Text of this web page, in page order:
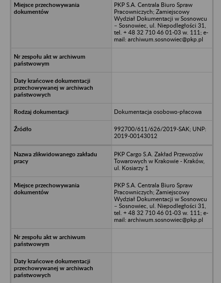
PKP S.A. Centrala Biuro Spraw
Pracowniczych; Zamiejscowy
Wydział Dokumentacji w Sosnowcu
– Sosnowiec, ul. Niepodległości 31,
tel. + 48 32 710 46 01-03 w. 111; e-
mail: archiwum.sosnowiec@pkp.pl
Dokumentacja osobowo-płacowa
992700/611/626/2019-SAK; UNP:
2019-00143012
PKP Cargo S.A. Zakład Przewozów
Towarowych w Krakowie - Kraków,
ul. Kosiarzy 1
PKP S.A. Centrala Biuro Spraw
Pracowniczych; Zamiejscowy
Wydział Dokumentacji w Sosnowcu
– Sosnowiec, ul. Niepodległości 31,
tel. + 48 32 710 46 01-03 w. 111; e-
mail: archiwum.sosnowiec@pkp.pl